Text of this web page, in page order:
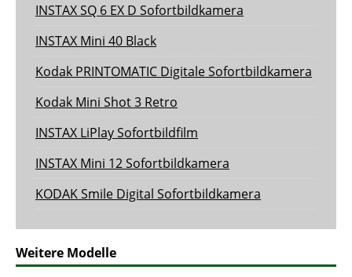
INSTAX SQ 6 EX D Sofortbildkamera
INSTAX Mini 40 Black
Kodak PRINTOMATIC Digitale Sofortbildkamera
Kodak Mini Shot 3 Retro
INSTAX LiPlay Sofortbildfilm
INSTAX Mini 12 Sofortbildkamera
KODAK Smile Digital Sofortbildkamera
Weitere Modelle